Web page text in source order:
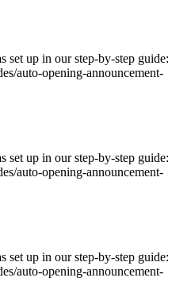
set up in our step-by-step guide:
auto-opening-announcement-
set up in our step-by-step guide:
auto-opening-announcement-
set up in our step-by-step guide:
auto-opening-announcement-